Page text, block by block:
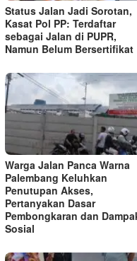
Status Jalan Jadi Sorotan,
Kasat Pol PP: Terdaftar
sebagai Jalan di PUPR,
Namun Belum Bersertifikat
Warga Jalan Panca Warna
Palembang Keluhkan
Penutupan Akses,
Pertanyakan Dasar
Pembongkaran dan
Sosial